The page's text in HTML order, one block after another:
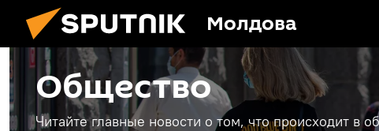
Молдова
Общество
Читайте главные новости о том, что происходит